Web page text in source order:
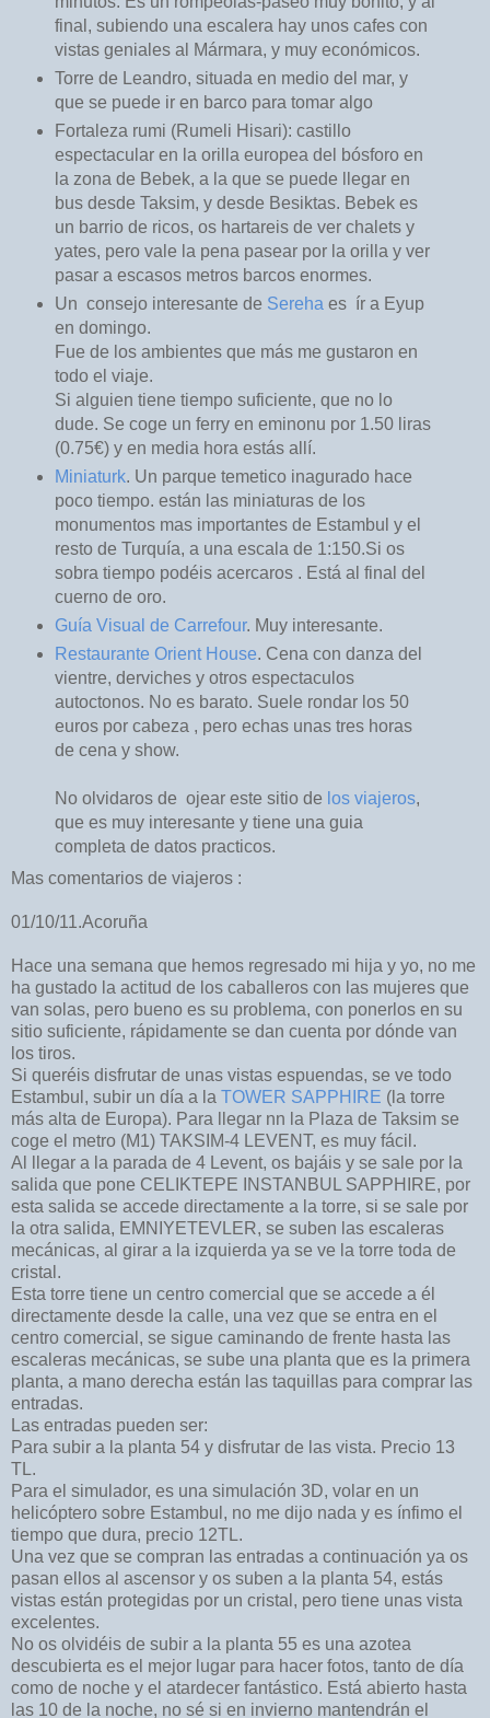
final, subiendo una escalera hay unos cafes con
vistas geniales al Mármara, y muy económicos.
Torre de Leandro, situada en medio del mar, y
que se puede ir en barco para tomar algo
Fortaleza rumi (Rumeli Hisari): castillo
espectacular en la orilla europea del bósforo en
la zona de Bebek, a la que se puede llegar en
bus desde Taksim, y desde Besiktas. Bebek es
un barrio de ricos, os hartareis de ver chalets y
yates, pero vale la pena pasear por la orilla y ver
pasar a escasos metros barcos enormes.
Un consejo interesante de Sereha es ír a Eyup
en domingo.
Fue de los ambientes que más me gustaron en
todo el viaje.
Si alguien tiene tiempo suficiente, que no lo
dude. Se coge un ferry en eminonu por 1.50 liras
(0.75€) y en media hora estás allí.
Miniaturk. Un parque temetico inagurado hace
poco tiempo. están las miniaturas de los
monumentos mas importantes de Estambul y el
resto de Turquía, a una escala de 1:150.Si os
sobra tiempo podéis acercaros . Está al final del
cuerno de oro.
Guía Visual de Carrefour. Muy interesante.
Restaurante Orient House. Cena con danza del
vientre, derviches y otros espectaculos
autoctonos. No es barato. Suele rondar los 50
euros por cabeza , pero echas unas tres horas
de cena y show.
No olvidaros de ojear este sitio de los viajeros,
que es muy interesante y tiene una guia
completa de datos practicos.
Mas comentarios de viajeros :
01/10/11.Acoruña
Hace una semana que hemos regresado mi hija y yo, no me
ha gustado la actitud de los caballeros con las mujeres que
van solas, pero bueno es su problema, con ponerlos en su
sitio suficiente, rápidamente se dan cuenta por dónde van
los tiros.
Si queréis disfrutar de unas vistas espuendas, se ve todo
Estambul, subir un día a la TOWER SAPPHIRE (la torre
más alta de Europa). Para llegar nn la Plaza de Taksim se
coge el metro (M1) TAKSIM-4 LEVENT, es muy fácil.
Al llegar a la parada de 4 Levent, os bajáis y se sale por la
salida que pone CELIKTEPE INSTANBUL SAPPHIRE, por
esta salida se accede directamente a la torre, si se sale por
la otra salida, EMNIYETEVLER, se suben las escaleras
mecánicas, al girar a la izquierda ya se ve la torre toda de
cristal.
Esta torre tiene un centro comercial que se accede a él
directamente desde la calle, una vez que se entra en el
centro comercial, se sigue caminando de frente hasta las
escaleras mecánicas, se sube una planta que es la primera
planta, a mano derecha están las taquillas para comprar las
entradas.
Las entradas pueden ser:
Para subir a la planta 54 y disfrutar de las vista. Precio 13
TL.
Para el simulador, es una simulación 3D, volar en un
helicóptero sobre Estambul, no me dijo nada y es ínfimo el
tiempo que dura, precio 12TL.
Una vez que se compran las entradas a continuación ya os
pasan ellos al ascensor y os suben a la planta 54, estás
vistas están protegidas por un cristal, pero tiene unas vista
excelentes.
No os olvidéis de subir a la planta 55 es una azotea
descubierta es el mejor lugar para hacer fotos, tanto de día
como de noche y el atardecer fantástico. Está abierto hasta
las 10 de la noche, no sé si en invierno mantendrán el